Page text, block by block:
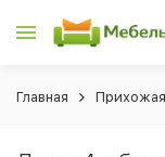
Главная Прихожая